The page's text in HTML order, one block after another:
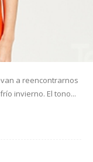
a reencontrarnos
invierno. El tono...